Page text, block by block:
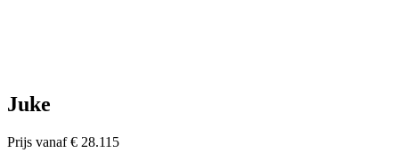
Juke
Prijs vanaf € 28.115